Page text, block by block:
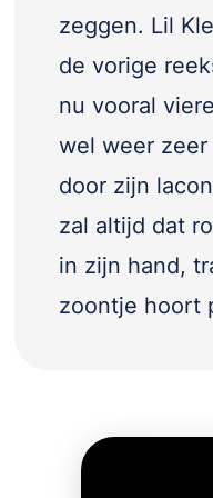
zeggen. Lil
de vorige
nu vooral
wel weer
door zijn
zal altijd dat
in zijn hand,
zoontje hoort